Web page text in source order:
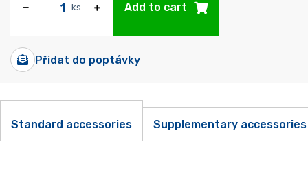
ks Add to cart
Přidat do poptávky
Standard accessories Supplementary accessories